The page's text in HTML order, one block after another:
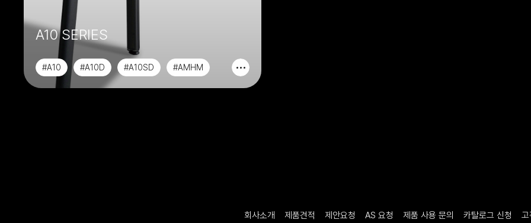
A10 SERIES
#A10 #A10D #A10SD #AMHM
회사소개 제품견적 제안요청 AS 요청 제품 사용 문의 카탈로그 신청 고